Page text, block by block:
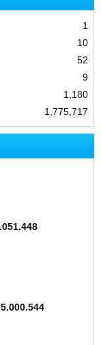
1
10
52
9
1,180
1,775,717